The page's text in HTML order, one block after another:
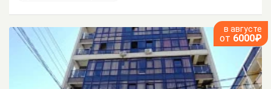
в августе
от 6000₽